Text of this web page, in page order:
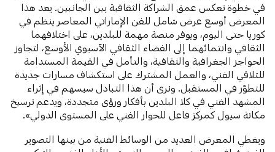
في خطوة تعكس عمق الشراكة الثقافية بين الجانبين. يعد هذا
المعرض أوسع عرض شامل للفن الإماراتي المعاصر ينظم في
كوريا حتى اليوم، ويوفر منصة مهمة للبلدين، على اختلافهما
الثقافي وانتمائهما إلى الفضاء الثقافي الآسيوي الأوسع، لتجاوز
الحواجز الجغرافية والثقافية، والتأمل في القيمة المستدامة
للتلاقي الفني، والعمل المشترك على استكشاف مسارات جديدة
للتطوّر في المستقبل. ونرى أن هذا التبادل سيسهم في إثراء
المشهد الفني في كلا البلدين بأفكار ورؤى متجددة، ويدعم ترسيخ
مكانة سيول كمركز فاعل للحوار الفني على المستوى الدولي».
ويغطي المعرض العديد من الوسائط الفنية من بينها التصوير